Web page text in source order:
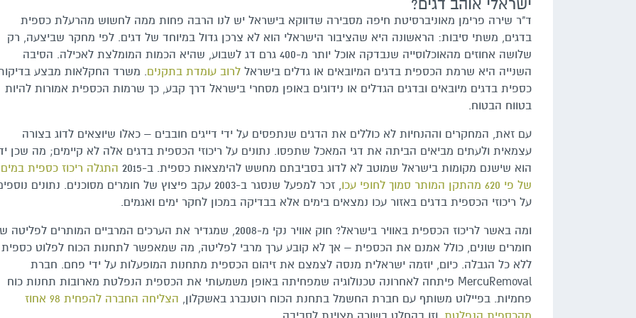
ישראלי אוהב דגים?
ד"ר שירה פרימן מאוניברסיטת חיפה מסבירה שדווקא בישראל יש לנו הרבה פחות ממה לחשוש מהרעלת כספית
בדגים, משתי סיבות: הראשונה היא שהציבור הישראלי הוא לא צרכן גדול במיוחד של דגים. לפי מחקר שביצעה, רק
שלושה אחוזים מהאוכלוסייה שנבדקה אוכל יותר מ-400 גרם דג לשבוע, שהיא הכמות המומלצת לאכילה. הסיבה
השנייה היא שרמת הכספית בדגים המיובאים או גדלים בישראל לרוב עומדת בתקנים. משרד החקלאות מבצע
כספית בדגים מיובאים ובדגים הגדלים או נידוגים באופן מסחרי בישראל דרך קבע, כך שרמות הכספית אמורות להיות
בטווח הבטוח.
עם זאת, המחקרים וההנחיות לא כוללים את הדגים שנתפסים על ידי דייגים חובבים – כאלו שיוצאים לדוג בצורה
עצמאית ולעתים מביאים הביתה את דגי המאכל שתפסו. נתונים על ריכוזי הכספית בדגים אלה לא קיימים; מה שכן
הוא שישנם מקומות בישראל שמוטב לא לדוג בסביבתם מחשש להימצאות כספית. ב-2015
התגלה ריכוז כספית במים
של פי 620 מהתקן המותר סמוך לחופי עכו
, זכר למפעל שנסגר ב-2003 עקב פיצוץ של חומרים מסוכנים. נתונים
על ריכוזי הכספית בדגים באזור עכו נמצאים בימים אלא בבדיקה במכון לחקר ימים ואגמים.
ומה באשר לריכוז הכספית באוויר בישראל? חוק אוויר נקי מ-2008, שמגדיר את הערכים המרביים המותרים
חומרים שונים, כולל אמנם את הכספית – אך לא קובע ערך מרבי לפליטה, מה שמאפשר לתחנות הכוח לפלוט כספית
ללא כל הגבלה. כיום, יוזמה ישראלית מנסה לצמצם את זיהום הכספית מתחנות המופעלות על ידי פחם. חברת
MercuRemoval פיתחה לאחרונה טכנולוגיה שמפחיתה באופן משמעותי את הכספית הנפלטת מארובות תחנות כוח
פחמיות. בפיילוט משותף עם חברת החשמל בתחנת הכוח רוטנברג באשקלון,
הצליחה החברה להפחית 98 אחוז